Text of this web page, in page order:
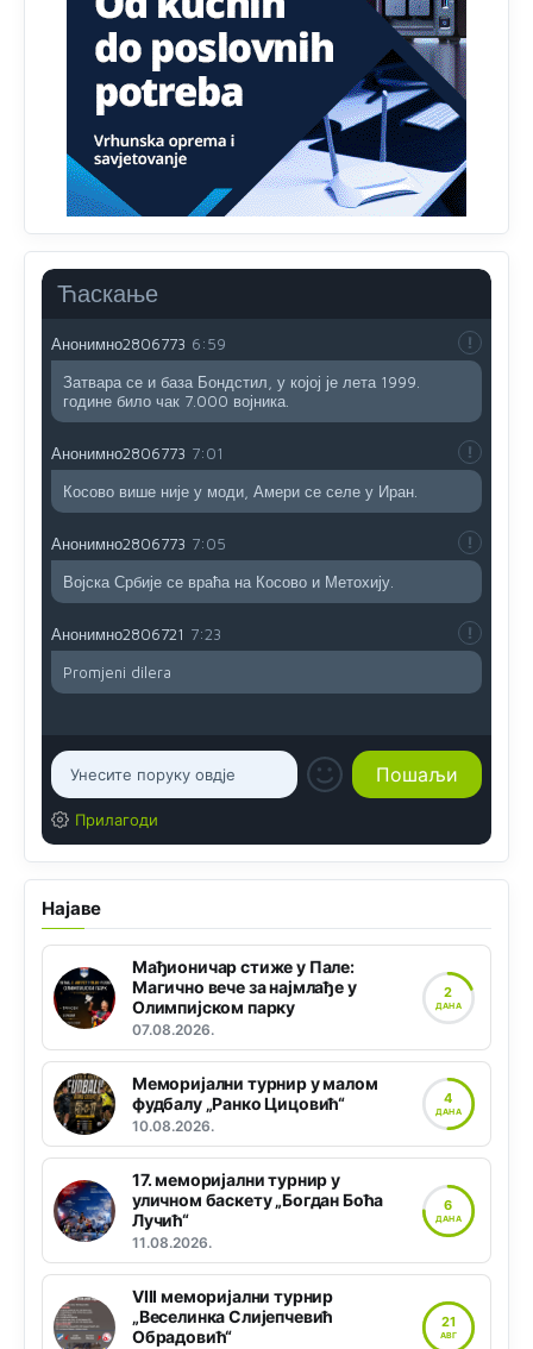
Ћаскање
nije mujo turcin, mujo ue bendasr
Анонимно2806721 6:37
Možete sebi umisliti da je i Kosovo dio Srbije al
nije...probajte ući bezpasosa.Takoirs.Umislili ste da
ste nebeski narod
Анонимно2806773 6:56
АМЕРИКАНЦИ ДО КРАЈА ГОДИНЕ ОДЛАЗЕ СА
КОСОВА
Анонимно2806773 6:59
Затвара се и база Бондстил, у којој је лета 1999.
године било чак 7.000 војника.
Анонимно2806773 7:01
Косово више није у моди, Амери се селе у Иран.
Анонимно2806773 7:05
Војска Србије се враћа на Косово и Метохију.
Анонимно2806721 7:23
Promjeni dilera
Прилагоди
Најаве
Мађионичар стиже у Пале:
Магично вече за најмлађе у
Олимпијском парку
07.08.2026.
2
ДАНА
Меморијални турнир у малом
фудбалу „Ранко Цицовић“
10.08.2026.
4
ДАНА
17. меморијални турнир у
уличном баскету „Богдан Боћа
Лучић“
11.08.2026.
6
ДАНА
VIII меморијални турнир
„Веселинка Слијепчевић
Обрадовић“
21
АВГ